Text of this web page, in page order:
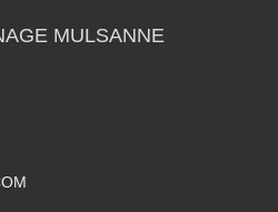
MULSANNE